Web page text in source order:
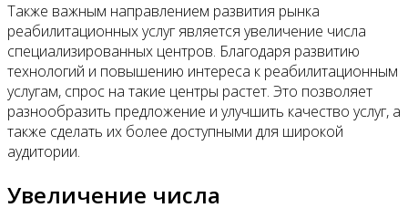
Также важным направлением развития рынка
реабилитационных услуг является увеличение числа
специализированных центров. Благодаря развитию
технологий и повышению интереса к реабилитационным
услугам, спрос на такие центры растет. Это позволяет
разнообразить предложение и улучшить качество услуг, а
также сделать их более доступными для широкой
аудитории.
Увеличение числа